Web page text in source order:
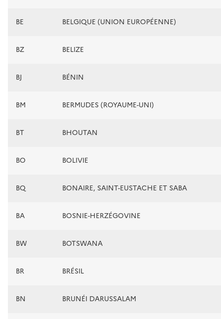
BE BELGIQUE (UNION EUROPÉENNE)
BZ BELIZE
BJ BÉNIN
BM BERMUDES (ROYAUME-UNI)
BT BHOUTAN
BO BOLIVIE
BQ BONAIRE, SAINT-EUSTACHE ET SABA
BA BOSNIE-HERZÉGOVINE
BW BOTSWANA
BR BRÉSIL
BN BRUNÉI DARUSSALAM